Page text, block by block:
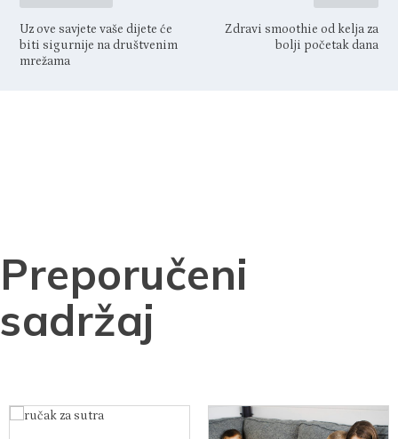
Uz ove savjete vaše dijete će
biti sigurnije na društvenim
mrežama
Zdravi smoothie od kelja za
bolji početak dana
Preporučeni
sadržaj